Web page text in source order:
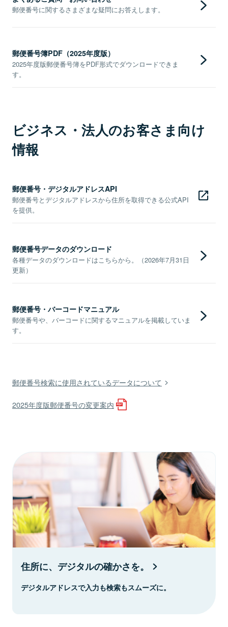
郵便番号に関するさまざまな疑問にお答えします。
郵便番号簿PDF（2025年度版）
2025年度版郵便番号簿をPDF形式でダウンロードできま
す。
ビジネス・法人のお客さま向け
情報
郵便番号・デジタルアドレスAPI
郵便番号とデジタルアドレスから住所を取得できる公式API
を提供。
郵便番号データのダウンロード
各種データのダウンロードはこちらから。（2026年7月31日
更新）
郵便番号・バーコードマニュアル
郵便番号や、バーコードに関するマニュアルを掲載していま
す。
郵便番号検索に使用されているデータについて
2025年度版郵便番号の変更案内
住所に、デジタルの確かさを。
デジタルアドレスで入力も検索もスムーズに。